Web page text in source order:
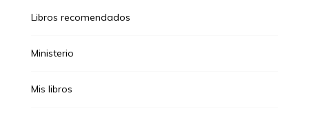
Libros recomendados
Ministerio
Mis libros